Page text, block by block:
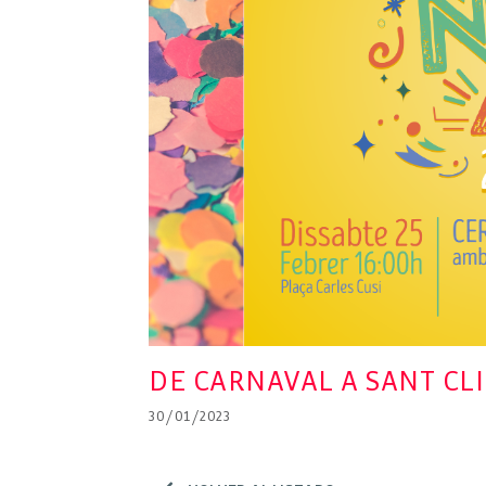
DE CARNAVAL A SANT
30/01/2023